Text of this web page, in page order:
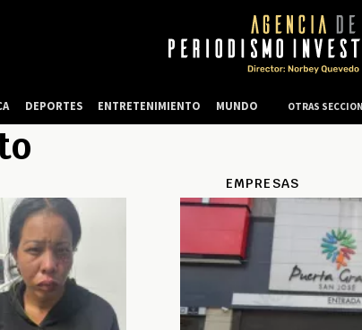
EMPRESAS
DEPORTES ENTRETENIMIENTO MUNDO OTRAS